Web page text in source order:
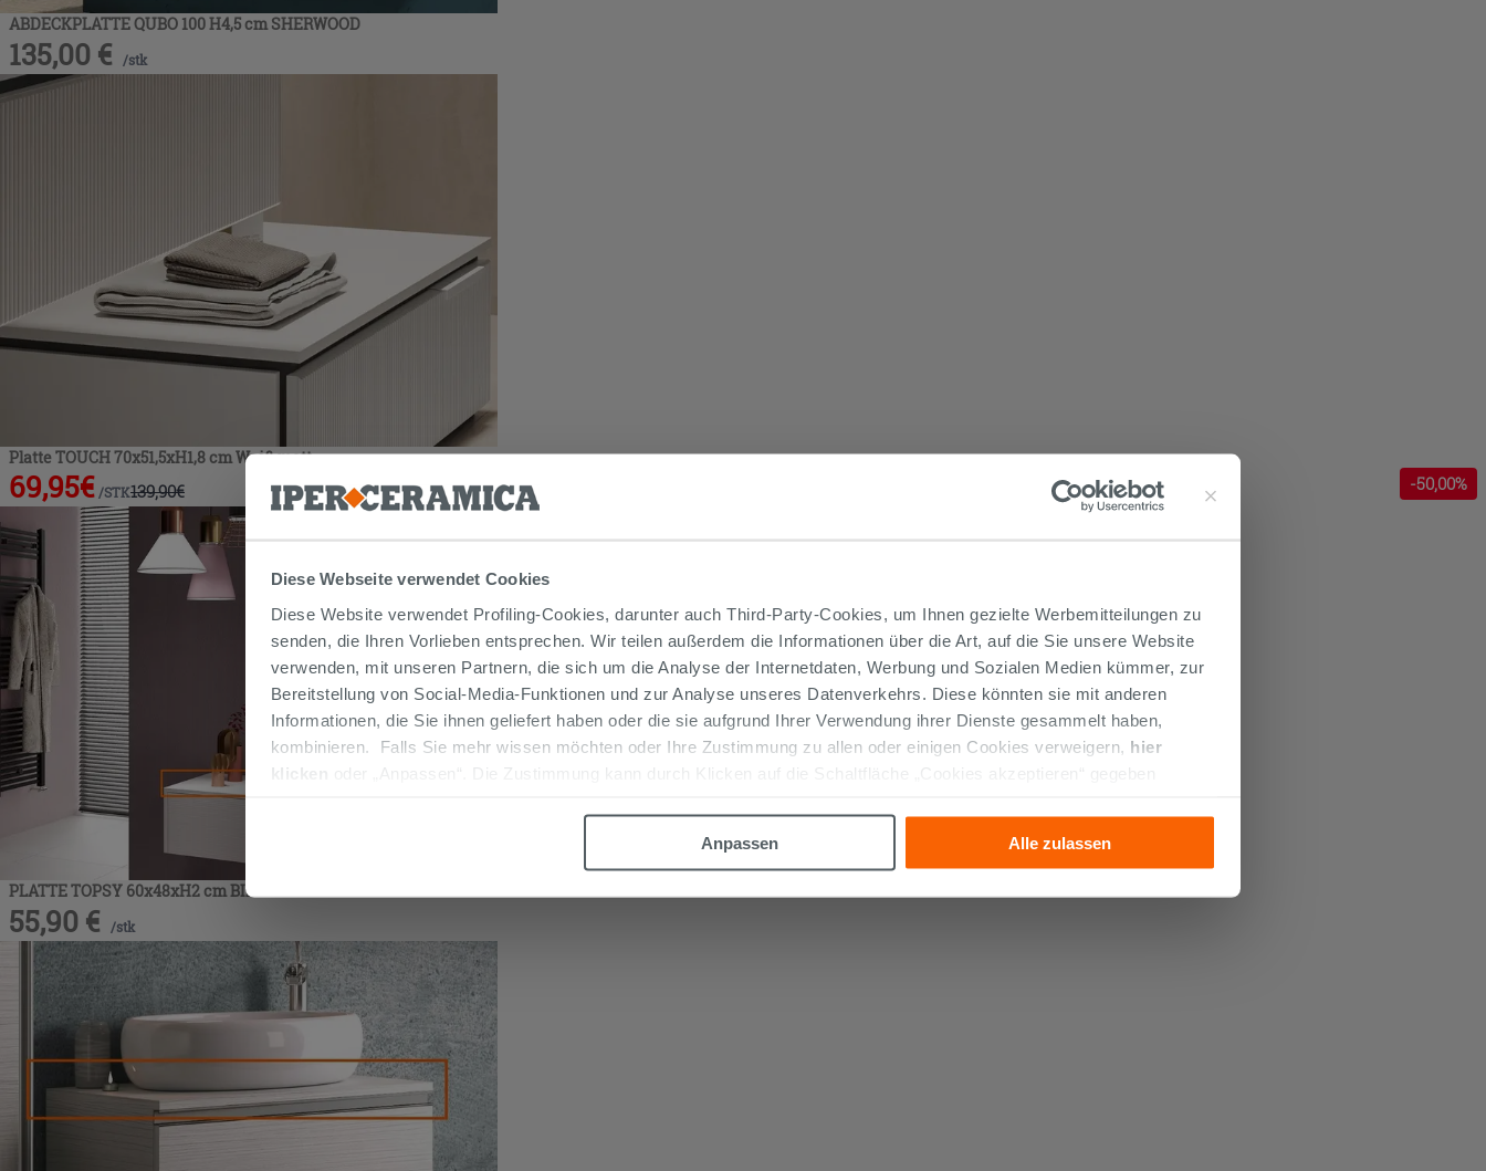
Diese Webseite verwendet Cookies
Diese Website verwendet Profiling-Cookies, darunter auch Third-Party-Cookies, um Ihnen gezielte Werbemitteilungen zu
senden, die Ihren Vorlieben entsprechen. Wir teilen außerdem die Informationen über die Art, auf die Sie unsere Website
verwenden, mit unseren Partnern, die sich um die Analyse der Internetdaten, Werbung und Sozialen Medien kümmer, zur
Bereitstellung von Social-Media-Funktionen und zur Analyse unseres Datenverkehrs. Diese könnten sie mit anderen
Informationen, die Sie ihnen geliefert haben oder die sie aufgrund Ihrer Verwendung ihrer Dienste gesammelt haben,
kombinieren. Falls Sie mehr wissen möchten oder Ihre Zustimmung zu allen oder einigen Cookies verweigern, hier
klicken
oder „Anpassen“. Die Zustimmung kann durch Klicken auf die Schaltfläche „Cookies akzeptieren“ gegeben
Anpassen
Alle zulassen
ABDECKPLATTE QUBO 100 H4,5 cm SHERWOOD
135,00 € /stk
Platte TOUCH 70x51,5xH1,8 cm Weiß matt
69,95€ /STK139,90€ -50,00%
PLATTE TOPSY 60x48xH2 cm BIANCO MILLERIGHE
55,90 € /stk